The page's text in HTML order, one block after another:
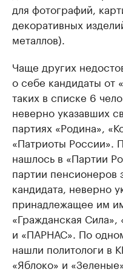
для фотографий,
декоративных
металлов).
Чаще других
о себе кандидаты от
таких в списке 6
неверно указавших
партиях «Родина»,
«Патриоты России».
нашлось в «Партии
партии пенсионеров
кандидата, неверно
принадлежащее им
«Гражданская
и «ПАРНАС». По
нашли политологи в
«Яблоко» и